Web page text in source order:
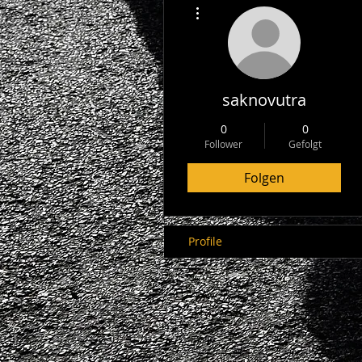
saknovutra
0
Follower
0
Gefolgt
Folgen
Profile